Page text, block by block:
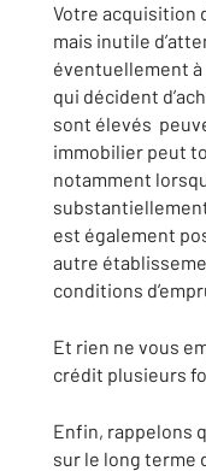
Votre acquisition
mais inutile
éventuellement
qui décident
sont élevés
immobilier peut
notamment
est également
autre
conditions
Et rien ne vous
crédit plusieurs
Enfin, rappelons
sur le long terme